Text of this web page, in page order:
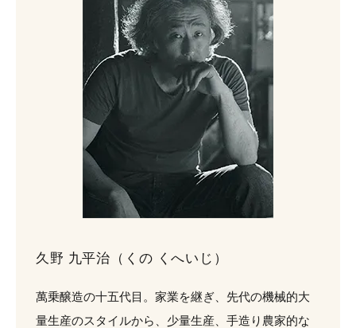
久野 九平治（くの くへいじ）
萬乗醸造の十五代目。家業を継ぎ、先代の機械的大
量生産のスタイルから、少量生産、手造り農家的な